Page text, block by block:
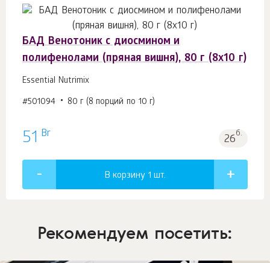
БАД Венотоник с диосмином и
полифенолами (пряная вишня), 80 г (8х10 г)
Essential Nutrimix
#501094 80 г (8 порций по 10 г)
51 Br 26б.
В корзину 1 шт.
Рекомендуем посетить: